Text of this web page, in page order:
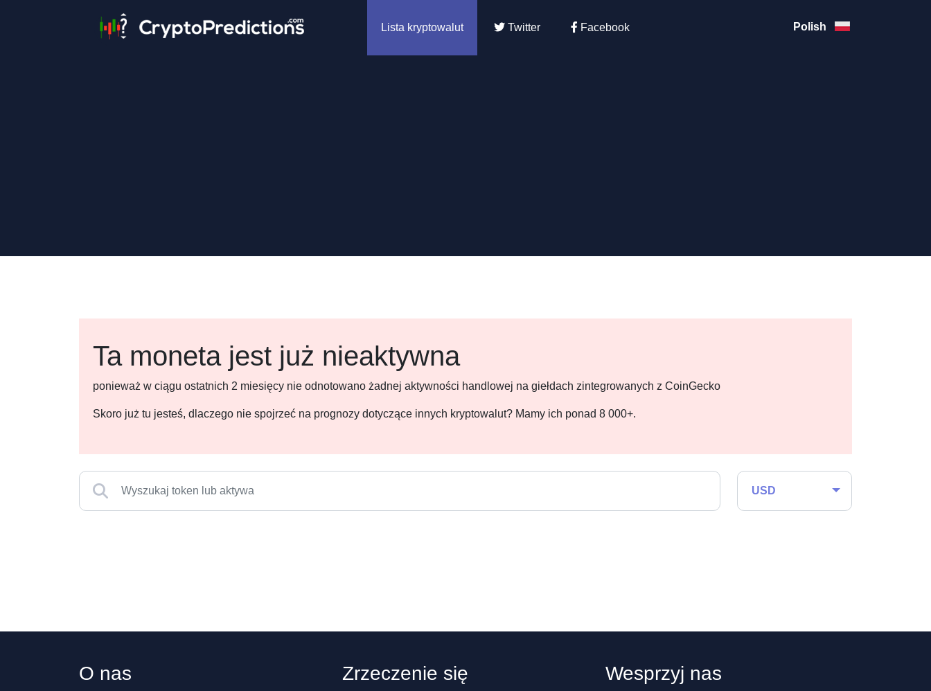
Lista kryptowalut Twitter Facebook Polish
Ta moneta jest już nieaktywna
ponieważ w ciągu ostatnich 2 miesięcy nie odnotowano żadnej aktywności handlowej na giełdach zintegrowanych z CoinGecko
Skoro już tu jesteś, dlaczego nie spojrzeć na prognozy dotyczące innych kryptowalut? Mamy ich ponad 8 000+.
USD
O nas
Zrzeczenie się
Wesprzyj nas